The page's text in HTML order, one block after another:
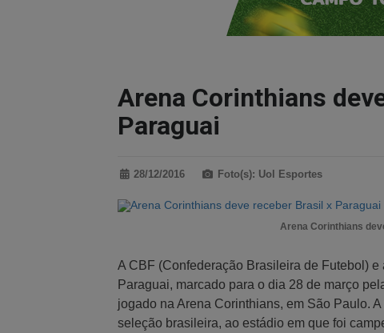
Arena Corinthians
Paraguai
28/12/2016 Foto(s): Uol Esportes
Arena Corinthians
A CBF (Confederação Brasileira de Futebol)
Paraguai, marcado para o dia 28 de março
jogado na Arena Corinthians, em São Paulo.
seleção brasileira, ao estádio em que foi